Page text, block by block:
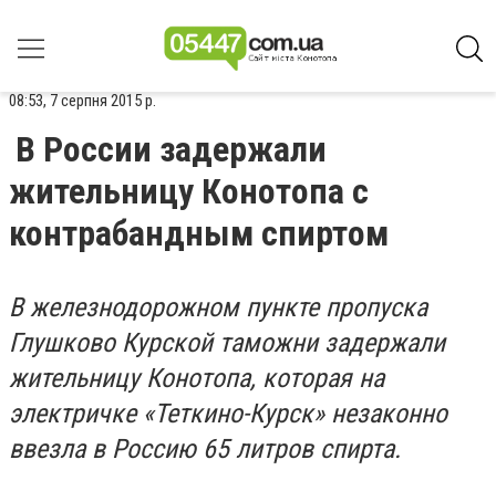
08:53, 7 серпня 2015 р.
В России задержали
жительницу Конотопа с
контрабандным спиртом
В железнодорожном пункте пропуска
Глушково Курской таможни задержали
жительницу Конотопа, которая на
электричке «Теткино-Курск» незаконно
ввезла в Россию 65 литров спирта.